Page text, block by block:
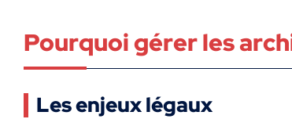
Pourquoi gérer les
Les enjeux légaux